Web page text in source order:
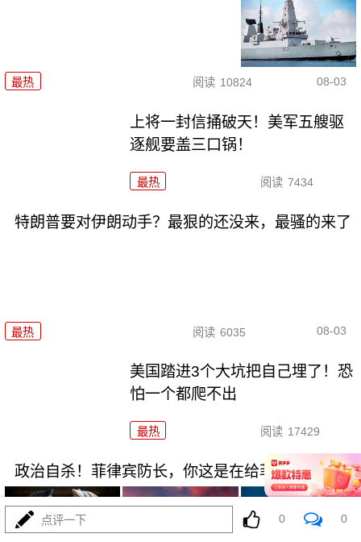
最热 阅读 10824 08-03
上将一封信捅破天！美军五艘驱
逐舰要盖三口锅！
最热 阅读 7434
特朗普要对伊朗动手？最狠的还没来，最骚的来了
最热 阅读 6035 08-03
美国踏进3个大坑把自己埋了！恐
怕一个都爬不出
最热 阅读 17429
政治自杀！菲律宾防长，你这是在给菲律宾掘墓！
点评一下 0 0